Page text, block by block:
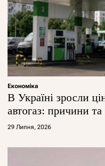
Економіка
В Україні зросли
автогаз: причини
29 Липня, 2026